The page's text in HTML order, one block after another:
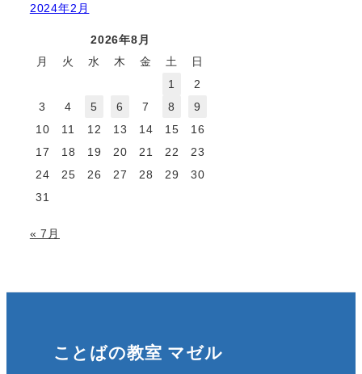
2024年2月
2026年8月
月
火 水 木 金 土
日
1
2
3
4 5 6 7 8
9
10
11 12 13 14 15
16
17
18 19 20 21 22
23
24
25 26 27 28 29
30
31
« 7月
ことばの教室 マゼル